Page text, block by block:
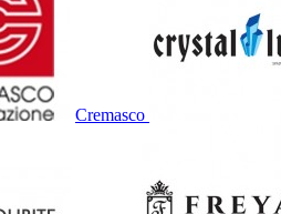
Cremasco